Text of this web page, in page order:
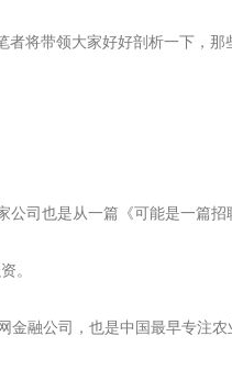
带领大家好好剖析一下，那
也是从一篇《可能是一篇招
。
公司，也是中国最早专注农